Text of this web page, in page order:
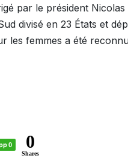
par le président
divisé en 23 États et
les femmes a été
0 0
Shares